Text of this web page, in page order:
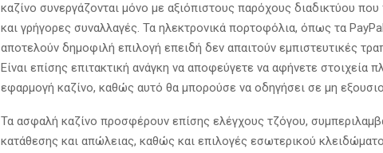
καζίνο συνεργάζονται μόνο με αξιόπιστους παρόχους διαδικτύου
και γρήγορες συναλλαγές. Τα ηλεκτρονικά πορτοφόλια, όπως τα
αποτελούν δημοφιλή επιλογή επειδή δεν απαιτούν εμπιστευτικές
Είναι επίσης επιτακτική ανάγκη να αποφεύγετε να αφήνετε στοιχεία
εφαρμογή καζίνο, καθώς αυτό θα μπορούσε να οδηγήσει σε μη
Τα ασφαλή καζίνο προσφέρουν επίσης ελέγχους τζόγου,
κατάθεσης και απώλειας, καθώς και επιλογές εσωτερικού